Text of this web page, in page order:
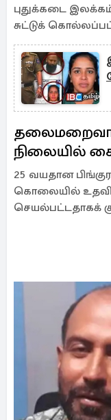
புதுக்கடை
சுட்டுக்
நிலையில்
25 வயதான
கொலையில்
செயல்பட்டதாகக்